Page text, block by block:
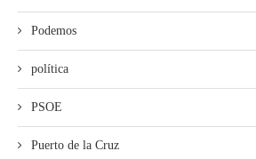
Podemos
política
PSOE
Puerto de la Cruz